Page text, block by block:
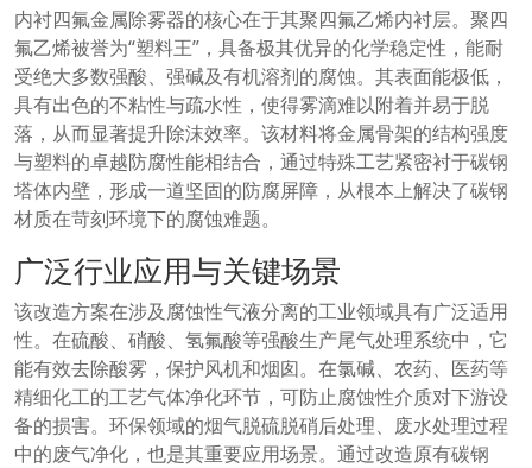
内衬四氟金属除雾器的核心在于其聚四氟乙烯内衬层。聚四
氟乙烯被誉为“塑料王”，具备极其优异的化学稳定性，能耐
受绝大多数强酸、强碱及有机溶剂的腐蚀。其表面能极低，
具有出色的不粘性与疏水性，使得雾滴难以附着并易于脱
落，从而显著提升除沫效率。该材料将金属骨架的结构强度
与塑料的卓越防腐性能相结合，通过特殊工艺紧密衬于碳钢
塔体内壁，形成一道坚固的防腐屏障，从根本上解决了碳钢
材质在苛刻环境下的腐蚀难题。
广泛行业应用与关键场景
该改造方案在涉及腐蚀性气液分离的工业领域具有广泛适用
性。在硫酸、硝酸、氢氟酸等强酸生产尾气处理系统中，它
能有效去除酸雾，保护风机和烟囱。在氯碱、农药、医药等
精细化工的工艺气体净化环节，可防止腐蚀性介质对下游设
备的损害。环保领域的烟气脱硫脱硝后处理、废水处理过程
中的废气净化，也是其重要应用场景。通过改造原有碳钢